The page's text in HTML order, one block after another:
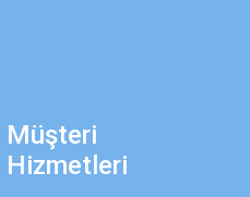
Müşteri
Hizmetleri